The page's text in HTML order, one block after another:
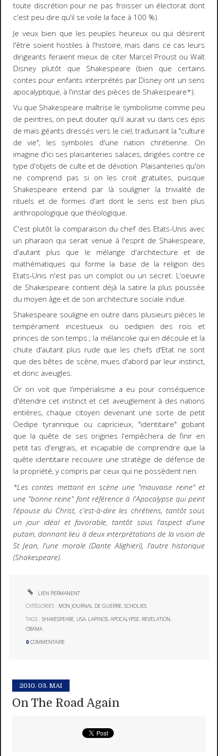
toute discrétion pour ne pas froisser un électorat dont
c'est peu dire qu'il se voile la face à 100 %).
Je veux bien que les peuples heureux ou qui désirent
l'être soient hostiles à l'histoire, mais dans ce cas leurs
dirigeants feraient mieux de citer Marcel Proust ou Walt
Disney plutôt que Shakespeare (bien que certains
contes pour enfants interprétés par Disney ont un sens
apocalyptique, à l'instar des pièces de Shakespeare*).
Vu que Shakespeare maîtrise le symbolisme comme peu
de peintres, on peut douter qu'il aurait vu dans ces épis
de maïs géants dressés vers le ciel, traduisant la "culture
de vie", les symboles d'une nation chrétienne. On
imagine d'ici ses plaisanteries salaces, dirigées contre ce
type d'objets de culte et de dévotion. Plaisanteries qu'on
ne comprend pas si on les croit gratuites, puisque
Shakespeare entend par là souligner la trivialité de
rituels et de formes d'art dont le sens est bien plus
anthropologique que théologique.
C'est plutôt la comparaison du chef des Etats-Unis avec
un pharaon qui serait venue à l'esprit de Shakespeare,
d'autant plus que le mélange d'architecture et de
mathématiques qui forme la base de la religion des
Etats-Unis n'est pas un complot ou un secret. L'oeuvre
de Shakespeare contient déjà la satire la plus poussée
du moyen âge et de son architecture sociale indue.
Shakespeare souligne en outre dans plusieurs pièces le
tempérament incestueux ou oedipien des rois et
princes de son temps ; la mélancolie qui en découle et la
chute d'autant plus rude que les chefs d'Etat ne sont
que des bêtes de scène, mues d'abord par leur instinct,
et donc aveugles.
Or on voit que l'impérialisme a eu pour conséquence
d'étendre cet instinct et cet aveuglement à des nations
entières, chaque citoyen devenant une sorte de petit
Oedipe tyrannique ou capricieux, "identitaire" gobant
que la quête de ses origines l'empêchera de finir en
petit tas d'engrais, et incapable de comprendre que la
quête identitaire recouvre une stratégie de défense de
la propriété, y compris par ceux qui ne possèdent rien.
*Les contes mettant en scène une "mauvaise reine" et
une "bonne reine" font référence à l'Apocalypse qui peint
l'épouse du Christ, c'est-à-dire les chrétiens, tantôt sous
un jour idéal et favorable, tantôt sous l'aspect d'une
putain, donnant lieu à deux interprétations de la vision de
St Jean, l'une morale (Dante Alighieri), l'autre historique
(Shakespeare).
LIEN PERMANENT
CATÉGORIES : MON JOURNAL DE GUERRE,SCHOLIES
TAGS :SHAKESPEARE, USA, LAPINOS,APOCALYPSE, REVELATION,
OBAMA
0 COMMENTAIRE
2010. 03. MAI
On The Road Again